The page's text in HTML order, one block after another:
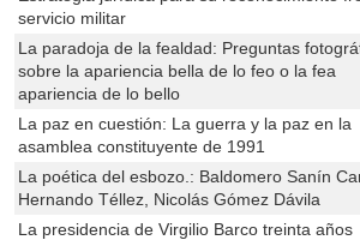
servicio militar
La paradoja de la fealdad: Preguntas
sobre la apariencia bella de lo feo o la fea
apariencia de lo bello
La paz en cuestión: La guerra y la paz en la
asamblea constituyente de 1991
La poética del esbozo.: Baldomero Sanín
Hernando Téllez, Nicolás Gómez Dávila
La presidencia de Virgilio Barco treinta años